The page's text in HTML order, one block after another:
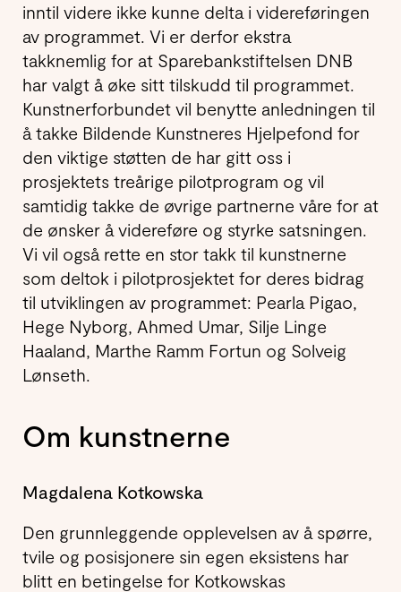
inntil videre ikke kunne delta i videreføringen
av programmet. Vi er derfor ekstra
takknemlig for at Sparebankstiftelsen DNB
har valgt å øke sitt tilskudd til programmet.
Kunstnerforbundet vil benytte anledningen til
å takke Bildende Kunstneres Hjelpefond for
den viktige støtten de har gitt oss i
prosjektets treårige pilotprogram og vil
samtidig takke de øvrige partnerne våre for at
de ønsker å videreføre og styrke satsningen.
Vi vil også rette en stor takk til kunstnerne
som deltok i pilotprosjektet for deres bidrag
til utviklingen av programmet: Pearla Pigao,
Hege Nyborg, Ahmed Umar, Silje Linge
Haaland, Marthe Ramm Fortun og Solveig
Lønseth.
Om kunstnerne
Magdalena Kotkowska
Den grunnleggende opplevelsen av å spørre,
tvile og posisjonere sin egen eksistens har
blitt en betingelse for Kotkowskas